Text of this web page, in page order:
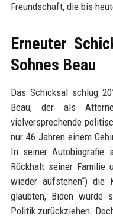
Freundschaft, die bis
Erneuter
Sohnes Beau
Das Schicksal schlug
Beau, der als
vielversprechende
nur 46 Jahren einem
In seiner Autobiografie
Rückhalt seiner Familie
wieder aufstehen“) die
glaubten, Biden würde
Politik zurückziehen.